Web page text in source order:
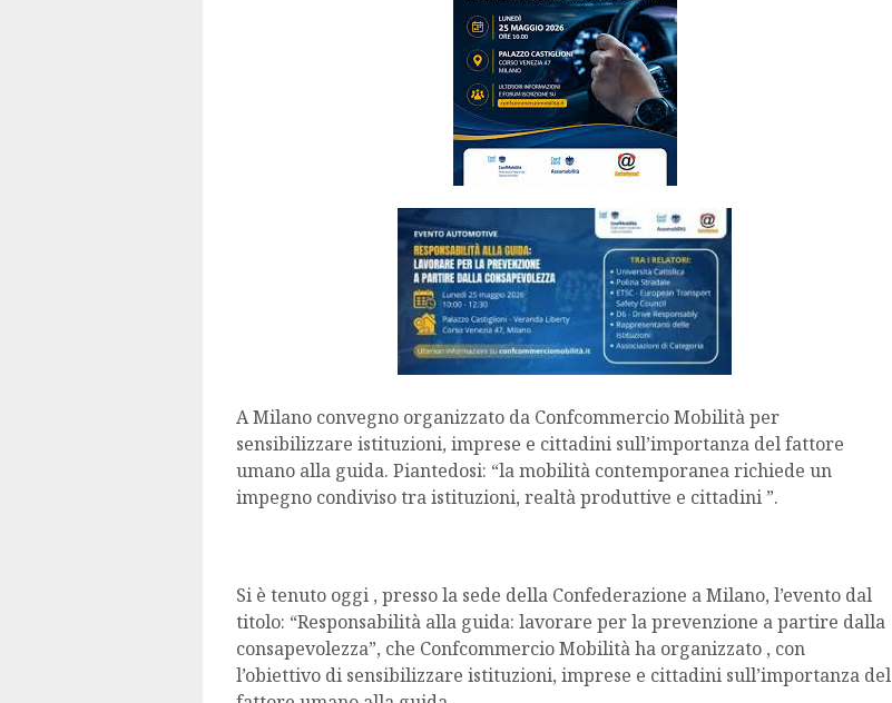
A Milano convegno organizzato da Confcommercio Mobilità per
sensibilizzare istituzioni, imprese e cittadini sull’importanza del fattore
umano alla guida. Piantedosi: “la mobilità contemporanea richiede un
impegno condiviso tra istituzioni, realtà produttive e cittadini ​​​​​​”.
Si è tenuto oggi , presso la sede della Confederazione a Milano, l’evento dal
titolo: “Responsabilità alla guida: lavorare per la prevenzione a partire dalla
consapevolezza”, che Confcommercio Mobilità ha organizzato , con
l’obiettivo di sensibilizzare istituzioni, imprese e cittadini sull’importanza del